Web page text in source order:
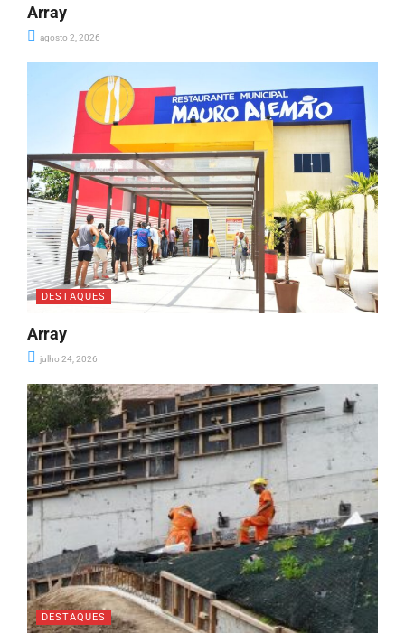
Array
agosto 2, 2026
DESTAQUES
Array
julho 24, 2026
DESTAQUES